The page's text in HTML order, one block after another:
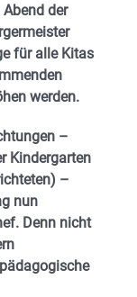
der
für alle Kitas
werden.
–
Kindergarten
–
nun
Denn nicht